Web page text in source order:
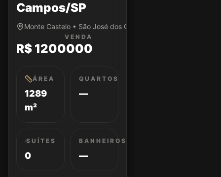
Campos/SP
Monte Castelo • São José dos Campos/SP
VENDA
R$ 1200000
ÁREA
1289
m²
QUARTOS
—
SUÍTES
0
BANHEIROS
—